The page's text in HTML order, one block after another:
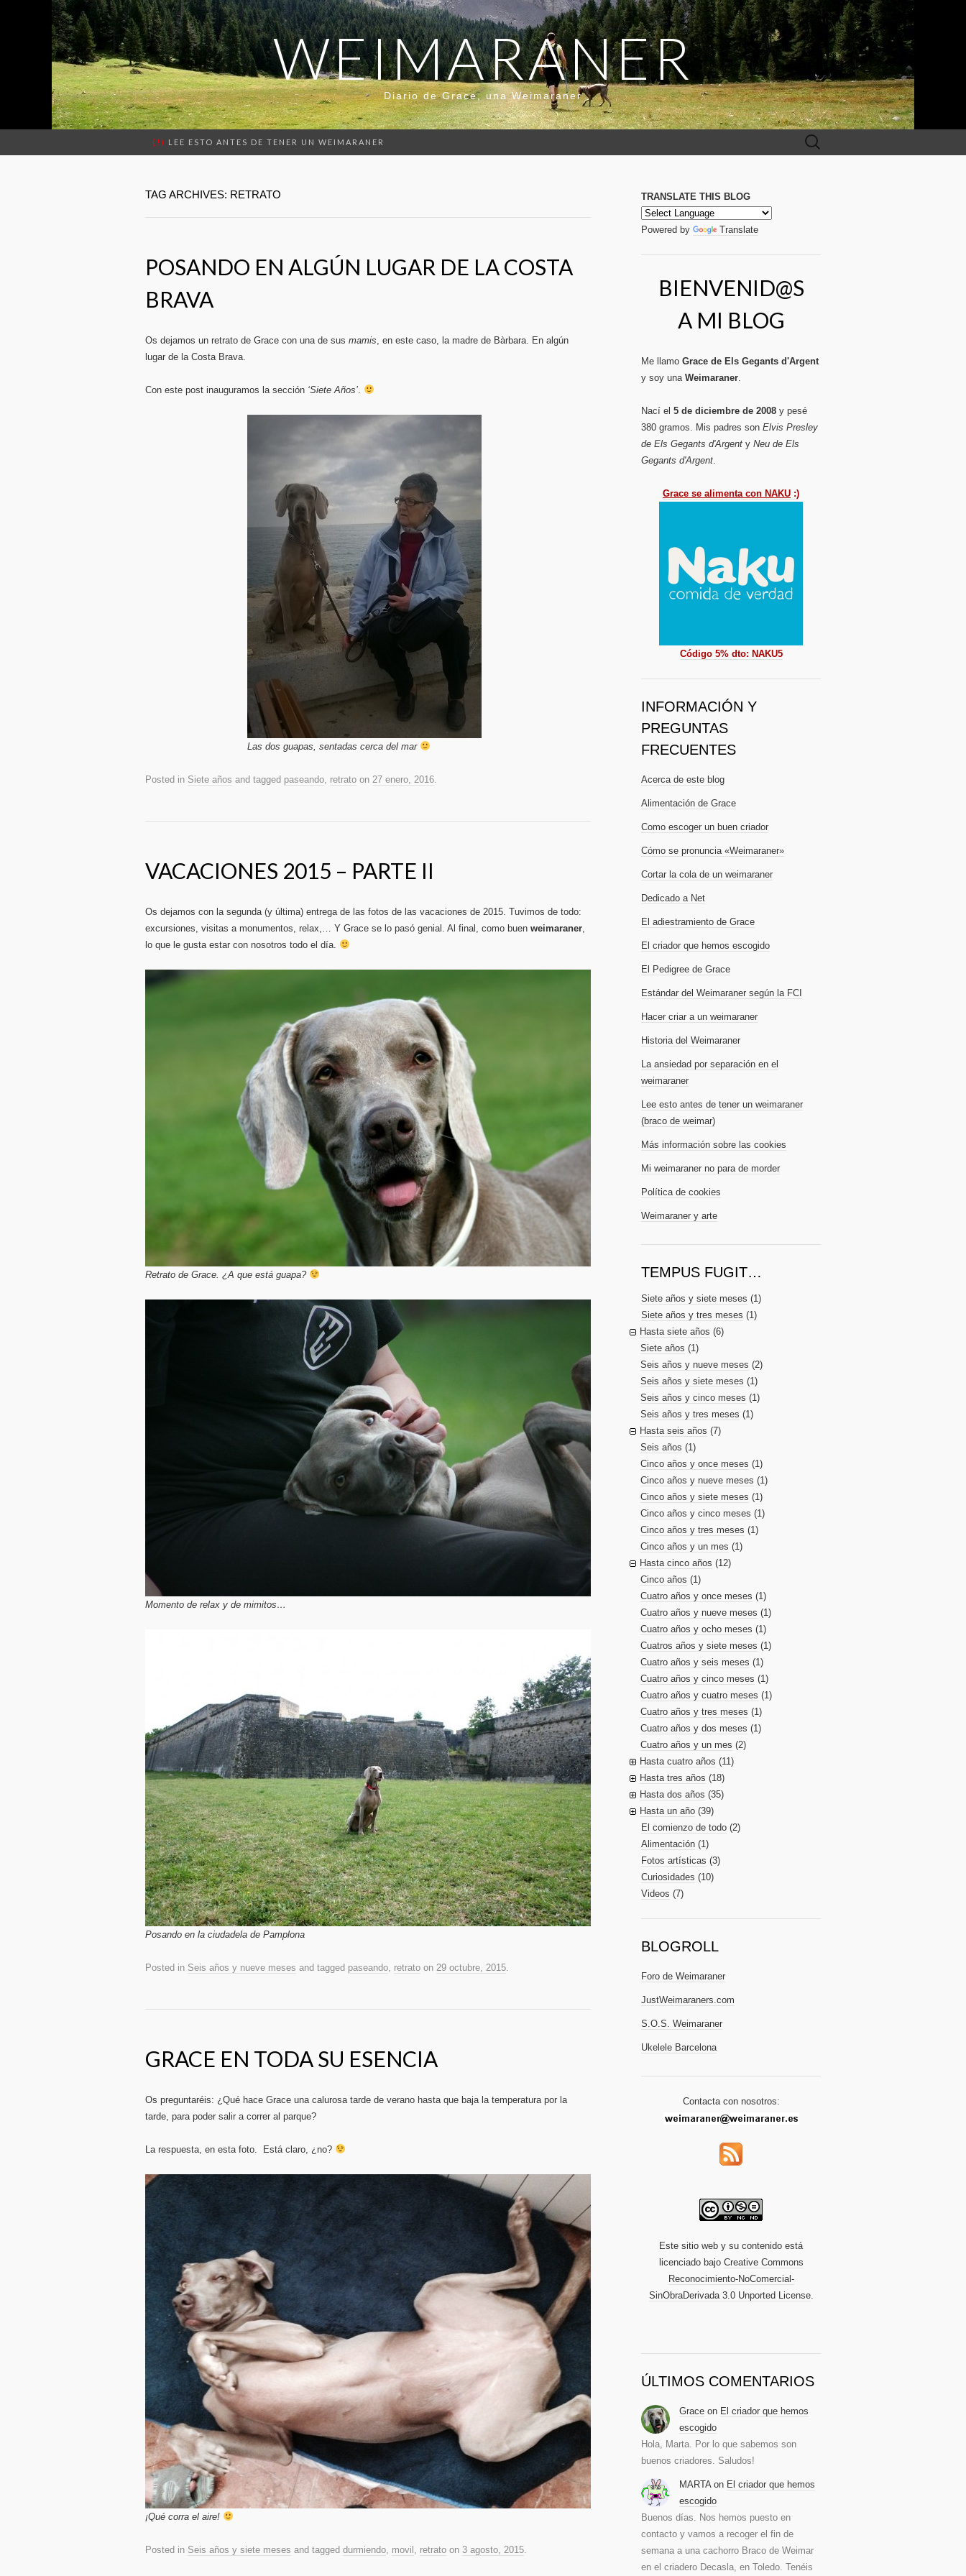
WEIMARANER
Diario de Grace, una Weimaraner
(!) LEE ESTO ANTES DE TENER UN WEIMARANER Buscar:
TAG ARCHIVES: RETRATO
POSANDO EN ALGÚN LUGAR DE LA COSTA
BRAVA
Os dejamos un retrato de Grace con una de sus mamis, en este caso, la madre de Bàrbara. En algún
lugar de la Costa Brava.
Con este post inauguramos la sección ‘Siete Años’.
Las dos guapas, sentadas cerca del mar
Posted in Siete años and tagged paseando, retrato on 27 enero, 2016.
VACACIONES 2015 – PARTE II
Os dejamos con la segunda (y última) entrega de las fotos de las vacaciones de 2015. Tuvimos de todo:
excursiones, visitas a monumentos, relax,… Y Grace se lo pasó genial. Al final, como buen weimaraner,
lo que le gusta estar con nosotros todo el día.
Retrato de Grace. ¿A que está guapa?
Momento de relax y de mimitos…
Posando en la ciudadela de Pamplona
Posted in Seis años y nueve meses and tagged paseando, retrato on 29 octubre, 2015.
GRACE EN TODA SU ESENCIA
Os preguntaréis: ¿Qué hace Grace una calurosa tarde de verano hasta que baja la temperatura por la
tarde, para poder salir a correr al parque?
La respuesta, en esta foto. Está claro, ¿no?
¡Qué corra el aire!
Posted in Seis años y siete meses and tagged durmiendo, movil , retrato on 3 agosto, 2015.
TRANSLATE THIS BLOG
Powered by Translate
BIENVENID@S
A MI BLOG
Me llamo Grace de Els Gegants d'Argent
y soy una Weimaraner.
Nací el 5 de diciembre de 2008 y pesé
380 gramos. Mis padres son Elvis Presley
de Els Gegants d'Argent y Neu de Els
Gegants d'Argent.
Grace se alimenta con NAKU :)
Código 5% dto: NAKU5
INFORMACIÓN Y
PREGUNTAS
FRECUENTES
Acerca de este blog
Alimentación de Grace
Como escoger un buen criador
Cómo se pronuncia «Weimaraner»
Cortar la cola de un weimaraner
Dedicado a Net
El adiestramiento de Grace
El criador que hemos escogido
El Pedigree de Grace
Estándar del Weimaraner según la FCI
Hacer criar a un weimaraner
Historia del Weimaraner
La ansiedad por separación en el
weimaraner
Lee esto antes de tener un weimaraner
(braco de weimar)
Más información sobre las cookies
Mi weimaraner no para de morder
Política de cookies
Weimaraner y arte
TEMPUS FUGIT…
Siete años y siete meses (1)
Siete años y tres meses (1)
Hasta siete años (6)
Siete años (1)
Seis años y nueve meses (2)
Seis años y siete meses (1)
Seis años y cinco meses (1)
Seis años y tres meses (1)
Hasta seis años (7)
Seis años (1)
Cinco años y once meses (1)
Cinco años y nueve meses (1)
Cinco años y siete meses (1)
Cinco años y cinco meses (1)
Cinco años y tres meses (1)
Cinco años y un mes (1)
Hasta cinco años (12)
Cinco años (1)
Cuatro años y once meses (1)
Cuatro años y nueve meses (1)
Cuatro años y ocho meses (1)
Cuatros años y siete meses (1)
Cuatro años y seis meses (1)
Cuatro años y cinco meses (1)
Cuatro años y cuatro meses (1)
Cuatro años y tres meses (1)
Cuatro años y dos meses (1)
Cuatro años y un mes (2)
Hasta cuatro años (11)
Hasta tres años (18)
Hasta dos años (35)
Hasta un año (39)
El comienzo de todo (2)
Alimentación (1)
Fotos artísticas (3)
Curiosidades (10)
Videos (7)
BLOGROLL
Foro de Weimaraner
JustWeimaraners.com
S.O.S. Weimaraner
Ukelele Barcelona
Contacta con nosotros:
Este sitio web y su contenido está
licenciado bajo Creative Commons
Reconocimiento-NoComercial-
SinObraDerivada 3.0 Unported License.
ÚLTIMOS COMENTARIOS
Grace on El criador que hemos
escogido
Hola, Marta. Por lo que sabemos son
buenos criadores. Saludos!
MARTA on El criador que hemos
escogido
Buenos días. Nos hemos puesto en
contacto y vamos a recoger el fin de
semana a una cachorro Braco de Weimar
en el criadero Decasla, en Toledo. Tenéis